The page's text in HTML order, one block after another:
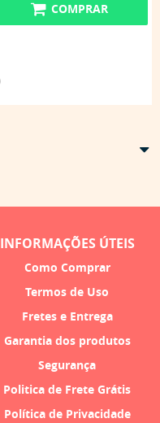
COMPRAR
INFORMAÇÕES ÚTEIS
Como Comprar
Termos de Uso
Fretes e Entrega
Garantia dos produtos
Segurança
Politica de Frete Grátis
Política de Privacidade